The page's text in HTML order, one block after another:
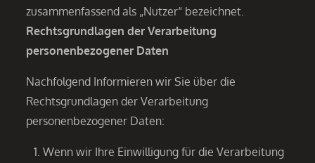
zusammenfassend als „Nutzer“ bezeichnet.
Rechtsgrundlagen der Verarbeitung
personenbezogener Daten
Nachfolgend Informieren wir Sie über die
Rechtsgrundlagen der Verarbeitung
personenbezogener Daten:
Wenn wir Ihre Einwilligung für die Verarbeitung